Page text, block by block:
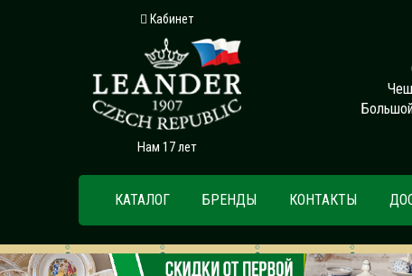
Кабинет
Нам 17 лет
КАТАЛОГ БРЕНДЫ КОНТАКТЫ